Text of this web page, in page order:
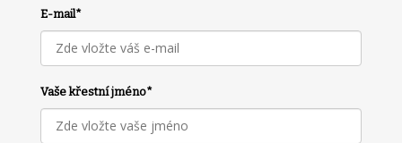
E-mail*
Vaše křestní jméno*